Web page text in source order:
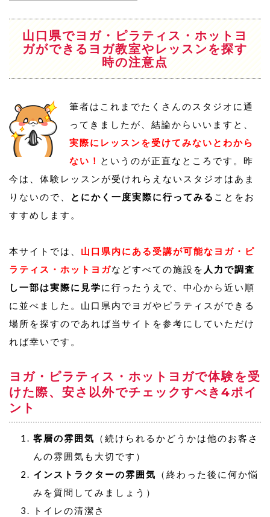
山口県でヨガ・ピラティス・ホットヨ
ガができるヨガ教室やレッスンを探す
時の注意点
筆者はこれまでたくさんのスタジオに通
ってきましたが、結論からいいますと、
実際にレッスンを受けてみないとわから
ない！ というのが正直なところです。昨
今は、体験レッスンが受けれらえないスタジオはあま
りないので、
とにかく一度実際に行ってみる ことをお
すすめします。
本サイトでは、 山口県内にある受講が可能なヨガ・ピ
ラティス・ホットヨガなどすべての施設を 人力で調査
し一部は実際に見学に行ったうえで、中心から近い順
に並べました。山口県内でヨガやピラティスができる
場所を探すのであれば当サイトを参考にしていただけ
れば幸いです。
ヨガ・ピラティス・ホットヨガで体験を受
けた際、安さ以外でチェックすべき4ポイ
ント
客層の雰囲気
（続けられるかどうかは他のお客さ
んの雰囲気も大切です）
インストラクターの雰囲気
（終わった後に何か悩
みを質問してみましょう）
トイレの清潔さ